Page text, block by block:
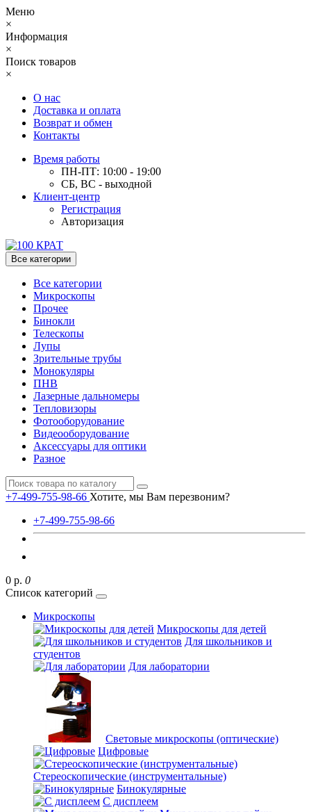
Меню
×
Информация
×
Поиск товаров
×
О нас
Доставка и оплата
Возврат и обмен
Контакты
Время работы
ПН-ПТ: 10:00 - 19:00
СБ, ВС - выходной
Клиент-центр
Регистрация
Авторизация
Все категории
Все категории
Микроскопы
Прочее
Бинокли
Телескопы
Лупы
Зрительные трубы
Монокуляры
ПНВ
Лазерные дальномеры
Тепловизоры
Фотооборудование
Видеооборудование
Аксессуары для оптики
Разное
+7-499-755-98-66 Хотите, мы Вам перезвоним?
+7-499-755-98-66
0 р. 0
Список категорий
Микроскопы
Микроскопы для детей
Для школьников и
студентов
Для лаборатории
Световые микроскопы (оптические)
Цифровые
Стереоскопические (инструментальные)
Бинокулярные
С дисплеем